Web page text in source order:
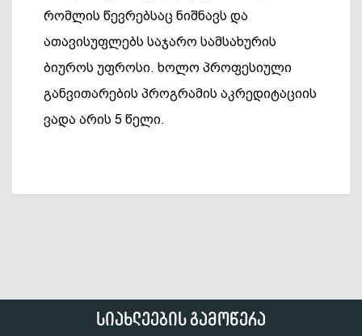
რომლის წევრებსაც ნიშნავს და
ათავისუფლებს საჯარო სამსახურის
ბიუროს უფროსი. ხოლო პროფესიული
განვითარების პროგრამის აკრედიტაციის
ვადა არის 5 წელი.
სიახლეების გამოწერა